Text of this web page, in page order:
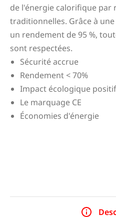
de l'énergie calorifique par
traditionnelles. Grâce à
un rendement de 95 %,
sont respectées.
Sécurité accrue
Rendement < 70%
Impact écologique positif
Le marquage CE
Économies d'énergie